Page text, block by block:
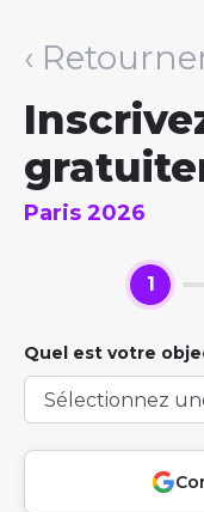
‹
Paris 2026
1
Quel est votre